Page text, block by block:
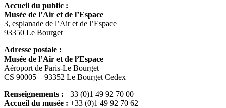
Accueil du public :
Musée de l’Air et de l’Espace
3, esplanade de l’Air et de l’Espace
93350 Le Bourget
Adresse postale :
Musée de l’Air et de l’Espace
Aéroport de Paris-Le Bourget
CS 90005 – 93352 Le Bourget Cedex
Renseignements : +33 (0)1 49 92 70 00
Accueil du musée : +33 (0)1 49 92 70 62